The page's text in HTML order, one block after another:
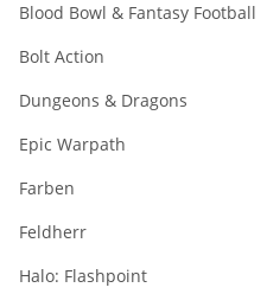
Blood Bowl & Fantasy Football
Bolt Action
Dungeons & Dragons
Epic Warpath
Farben
Feldherr
Halo: Flashpoint